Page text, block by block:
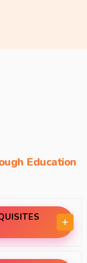
Education